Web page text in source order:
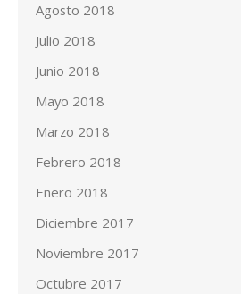
Agosto 2018
Julio 2018
Junio 2018
Mayo 2018
Marzo 2018
Febrero 2018
Enero 2018
Diciembre 2017
Noviembre 2017
Octubre 2017